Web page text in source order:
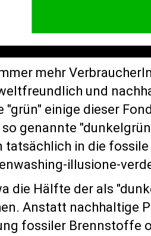
mehr
und
einige dieser
genannte
tatsächlich in die
illusione-
die Hälfte der als
Anstatt nachhaltige
fossiler